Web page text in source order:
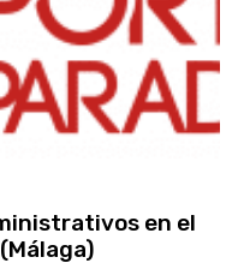
en el